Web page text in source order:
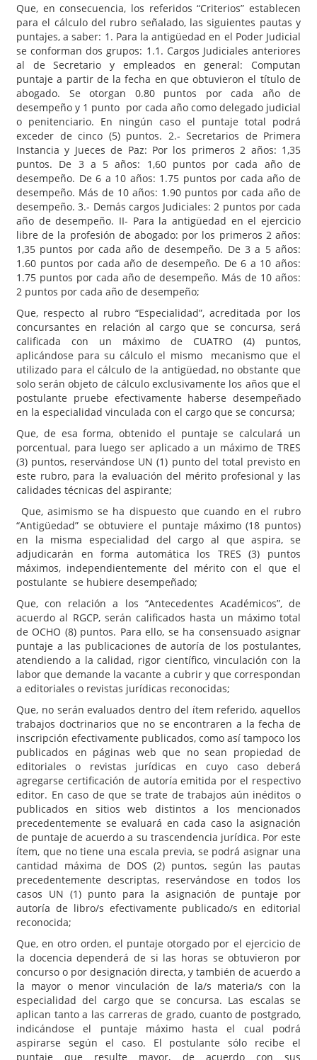
Que, en consecuencia, los referidos “Criterios” establecen
para el cálculo del rubro señalado, las siguientes pautas y
puntajes, a saber: 1. Para la antigüedad en el Poder Judicial
se conforman dos grupos: 1.1. Cargos Judiciales anteriores
al de Secretario y empleados en general: Computan
puntaje a partir de la fecha en que obtuvieron el título de
abogado. Se otorgan 0.80 puntos por cada año de
desempeño y 1 punto por cada año como delegado judicial
o penitenciario. En ningún caso el puntaje total podrá
exceder de cinco (5) puntos. 2.- Secretarios de Primera
Instancia y Jueces de Paz: Por los primeros 2 años: 1,35
puntos. De 3 a 5 años: 1,60 puntos por cada año de
desempeño. De 6 a 10 años: 1.75 puntos por cada año de
desempeño. Más de 10 años: 1.90 puntos por cada año de
desempeño. 3.- Demás cargos Judiciales: 2 puntos por cada
año de desempeño. II- Para la antigüedad en el ejercicio
libre de la profesión de abogado: por los primeros 2 años:
1,35 puntos por cada año de desempeño. De 3 a 5 años:
1.60 puntos por cada año de desempeño. De 6 a 10 años:
1.75 puntos por cada año de desempeño. Más de 10 años:
2 puntos por cada año de desempeño;
Que, respecto al rubro “Especialidad”, acreditada por los
concursantes en relación al cargo que se concursa, será
calificada con un máximo de CUATRO (4) puntos,
aplicándose para su cálculo el mismo mecanismo que el
utilizado para el cálculo de la antigüedad, no obstante que
solo serán objeto de cálculo exclusivamente los años que el
postulante pruebe efectivamente haberse desempeñado
en la especialidad vinculada con el cargo que se concursa;
Que, de esa forma, obtenido el puntaje se calculará un
porcentual, para luego ser aplicado a un máximo de TRES
(3) puntos, reservándose UN (1) punto del total previsto en
este rubro, para la evaluación del mérito profesional y las
calidades técnicas del aspirante;
Que, asimismo se ha dispuesto que cuando en el rubro
“Antigüedad” se obtuviere el puntaje máximo (18 puntos)
en la misma especialidad del cargo al que aspira, se
adjudicarán en forma automática los TRES (3) puntos
máximos, independientemente del mérito con el que el
postulante se hubiere desempeñado;
Que, con relación a los “Antecedentes Académicos”, de
acuerdo al RGCP, serán calificados hasta un máximo total
de OCHO (8) puntos. Para ello, se ha consensuado asignar
puntaje a las publicaciones de autoría de los postulantes,
atendiendo a la calidad, rigor científico, vinculación con la
labor que demande la vacante a cubrir y que correspondan
a editoriales o revistas jurídicas reconocidas;
Que, no serán evaluados dentro del ítem referido, aquellos
trabajos doctrinarios que no se encontraren a la fecha de
inscripción efectivamente publicados, como así tampoco los
publicados en páginas web que no sean propiedad de
editoriales o revistas jurídicas en cuyo caso deberá
agregarse certificación de autoría emitida por el respectivo
editor. En caso de que se trate de trabajos aún inéditos o
publicados en sitios web distintos a los mencionados
precedentemente se evaluará en cada caso la asignación
de puntaje de acuerdo a su trascendencia jurídica. Por este
ítem, que no tiene una escala previa, se podrá asignar una
cantidad máxima de DOS (2) puntos, según las pautas
precedentemente descriptas, reservándose en todos los
casos UN (1) punto para la asignación de puntaje por
autoría de libro/s efectivamente publicado/s en editorial
reconocida;
Que, en otro orden, el puntaje otorgado por el ejercicio de
la docencia dependerá de si las horas se obtuvieron por
concurso o por designación directa, y también de acuerdo a
la mayor o menor vinculación de la/s materia/s con la
especialidad del cargo que se concursa. Las escalas se
aplican tanto a las carreras de grado, cuanto de postgrado,
indicándose el puntaje máximo hasta el cual podrá
aspirarse según el caso. El postulante sólo recibe el
puntaje que resulte mayor, de acuerdo con sus